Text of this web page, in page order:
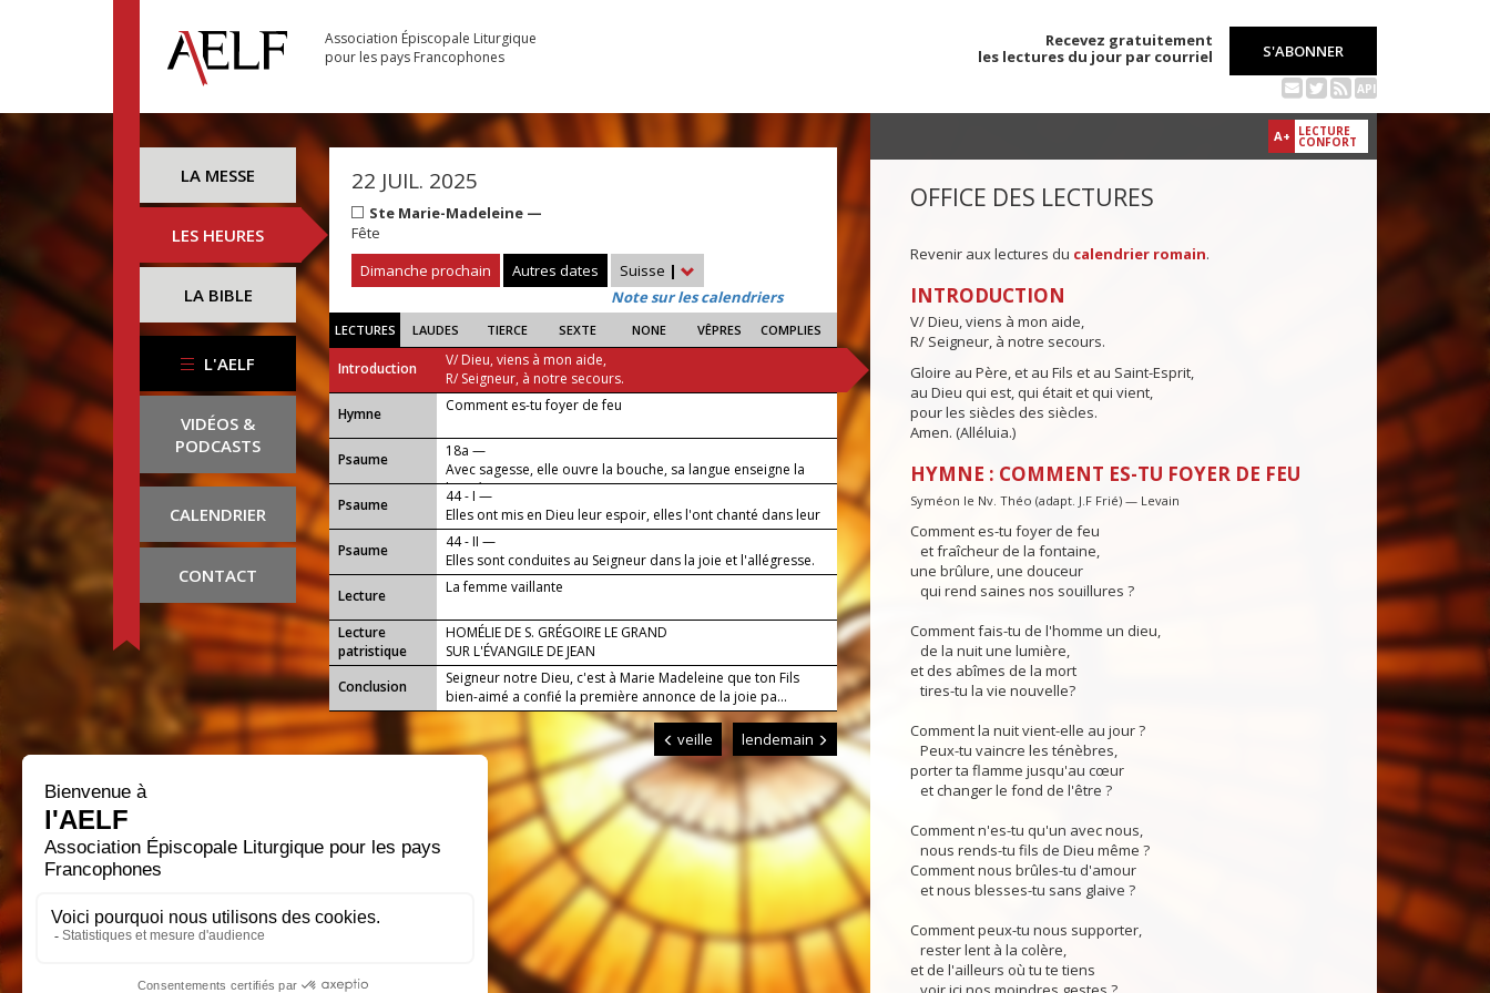
Association Épiscopale Liturgique
pour les pays Francophones
Recevez gratuitement
les lectures du jour par courriel
S'ABONNER
API
LA MESSE
LES HEURES
LA BIBLE
L'AELF
VIDÉOS &
PODCASTS
CALENDRIER
CONTACT
22 JUIL. 2025
Ste Marie-Madeleine —
Fête
Dimanche prochain
Autres dates Suisse |
Note sur les calendriers
LECTURES LAUDES TIERCE SEXTE NONE VÊPRES COMPLIES
Introduction
V/ Dieu, viens à mon aide,
R/ Seigneur, à notre secours.
...
Hymne Comment es-tu foyer de feu
Psaume
18a —
Avec sagesse, elle ouvre la bouche, sa langue enseigne la
bonté.
Psaume
44 - I —
Elles ont mis en Dieu leur espoir, elles l'ont chanté dans leur
cœur.
Psaume
44 - II —
Elles sont conduites au Seigneur dans la joie et l'allégresse.
Lecture
La femme vaillante
Lecture
patristique
HOMÉLIE DE S. GRÉGOIRE LE GRAND
SUR L'ÉVANGILE DE JEAN
Conclusion
Seigneur notre Dieu, c'est à Marie Madeleine que ton Fils
bien-aimé a confié la première annonce de la joie pa...
veille lendemain
A+ LECTURE
CONFORT
OFFICE DES LECTURES
Revenir aux lectures du calendrier romain.
INTRODUCTION
V/ Dieu, viens à mon aide,
R/ Seigneur, à notre secours.
Gloire au Père, et au Fils et au Saint-Esprit,
au Dieu qui est, qui était et qui vient,
pour les siècles des siècles.
Amen. (Alléluia.)
HYMNE : COMMENT ES-TU FOYER DE FEU
Syméon le Nv. Théo (adapt. J.F Frié) — Levain
Comment es-tu foyer de feu
et fraîcheur de la fontaine,
une brûlure, une douceur
qui rend saines nos souillures ?
Comment fais-tu de l'homme un dieu,
de la nuit une lumière,
et des abîmes de la mort
tires-tu la vie nouvelle?
Comment la nuit vient-elle au jour ?
Peux-tu vaincre les ténèbres,
porter ta flamme jusqu'au cœur
et changer le fond de l'être ?
Comment n'es-tu qu'un avec nous,
nous rends-tu fils de Dieu même ?
Comment nous brûles-tu d'amour
et nous blesses-tu sans glaive ?
Comment peux-tu nous supporter,
rester lent à la colère,
et de l'ailleurs où tu te tiens